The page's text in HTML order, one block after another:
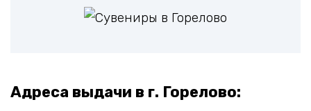
Адреса выдачи в г. Горелово: